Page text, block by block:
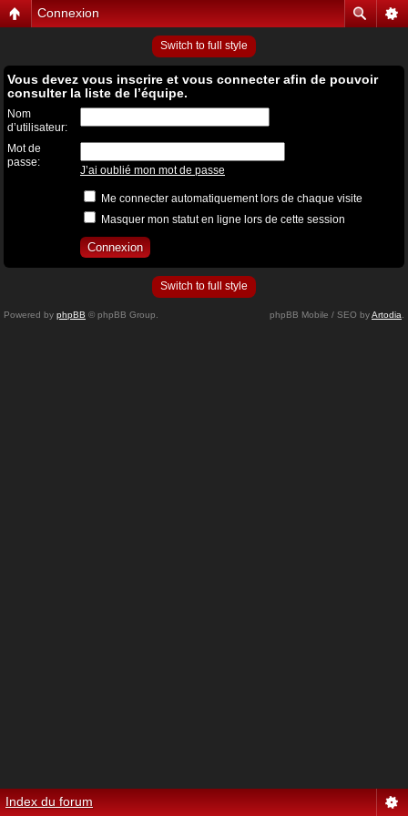
Connexion
Switch to full style
Vous devez vous inscrire et vous connecter afin de pouvoir
consulter la liste de l’équipe.
Nom
d’utilisateur:
Mot de
passe:
J’ai oublié mon mot de passe
Me connecter automatiquement lors de chaque visite
Masquer mon statut en ligne lors de cette session
Switch to full style
Powered by phpBB © phpBB Group. phpBB Mobile / SEO byArtodia
Index du forum